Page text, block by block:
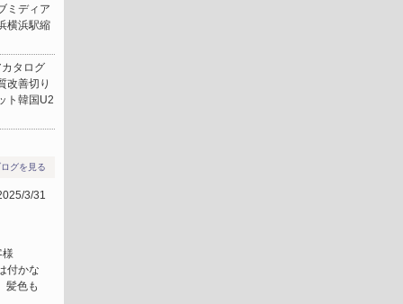
ミディア
横浜駅縮
タログ
改善切り
ト韓国U2
グを見る
3/31
付かな
髪色も